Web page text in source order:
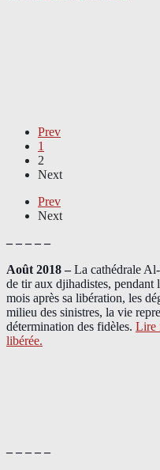
Prev
1
2
Next
Prev
Next
– – – – –
Août 2018–La cathédrale
de tir aux djihadistes,
mois après sa libération, les
milieu des sinistres, la vie
détermination des fidèles. Lire
libérée.
– – – – –